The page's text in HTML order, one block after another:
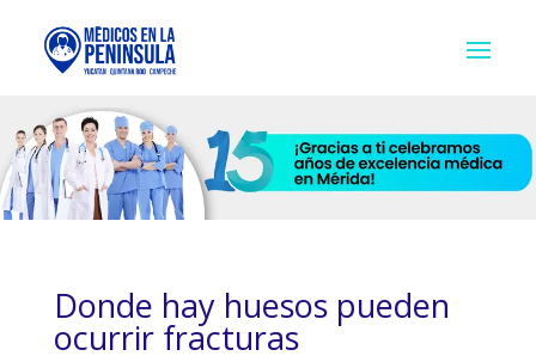
Donde hay huesos pueden
ocurrir fracturas